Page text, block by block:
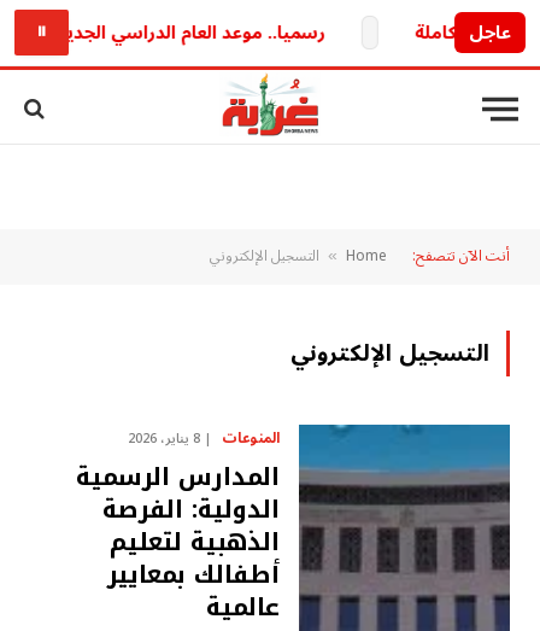
عاجل رسميا.. موعد العام الدراسي الجديد 2026/2027 وخريطة الدراسة والامتحانات كاملة ⏸
أنت الآن تتصفح: Home
» التسجيل الإلكتروني
التسجيل الإلكتروني
المنوعات 8 يناير، 2026
المدارس الرسمية
الدولية: الفرصة
الذهبية لتعليم
أطفالك بمعايير
عالمية